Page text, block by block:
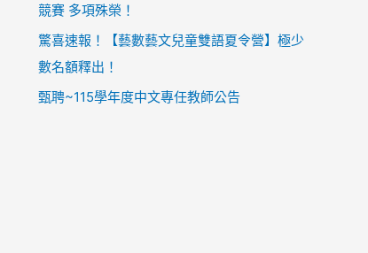
競賽 多項殊榮！
驚喜速報！【藝數藝文兒童雙語夏令營】極少
數名額釋出！
甄聘~115學年度中文專任教師公告